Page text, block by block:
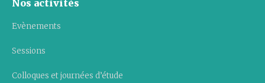
Nos activités
Evènements
Sessions
Colloques et journées d’étude